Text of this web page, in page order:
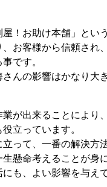
屋！お助け本舗」とい
、お客様から信頼され
です。
さんの影響はかなり大
業が出来ることにより
立っています。
って、一番の解決方
生懸命考えることが身
も、よい影響を与え